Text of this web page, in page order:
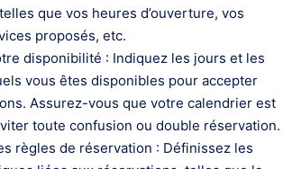
que vos heures d’ouverture, vos
proposés, etc.
disponibilité : Indiquez les jours et les
vous êtes disponibles pour accepter
Assurez-vous que votre calendrier est
toute confusion ou double réservation.
règles de réservation : Définissez les